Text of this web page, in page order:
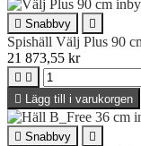
 Snabbvy 
Spishäll Välj Plus 90
21 873,55 kr
 
 Lägg till i varukorgen
 Snabbvy 